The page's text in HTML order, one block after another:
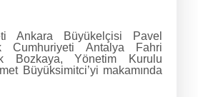
Ankara Büyükelçisi Pavel
Antalya Fahri
Bozkaya, Yönetim Kurulu
Büyüksimitci’yi makamında